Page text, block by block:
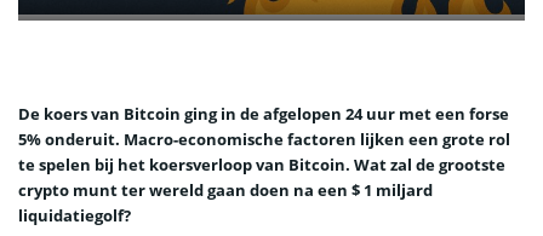
De koers van Bitcoin ging in de afgelopen 24 uur met een forse
5% onderuit. Macro-economische factoren lijken een grote rol
te spelen bij het koersverloop van Bitcoin. Wat zal de grootste
crypto munt ter wereld gaan doen na een $ 1 miljard
liquidatiegolf?